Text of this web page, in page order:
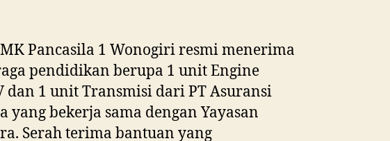
Pancasila 1 Wonogiri resmi menerima
pendidikan berupa 1 unit Engine
dan 1 unit Transmisi dari PT Asuransi
yang bekerja sama dengan Yayasan
Serah terima bantuan yang